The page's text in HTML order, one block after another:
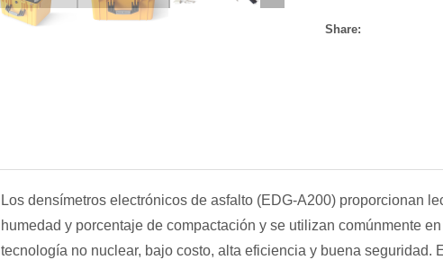
Share:
Los densímetros electrónicos de asfalto (EDG-A200) proporcionan
humedad y porcentaje de compactación y se utilizan comúnmente
tecnología no nuclear, bajo costo, alta eficiencia y buena